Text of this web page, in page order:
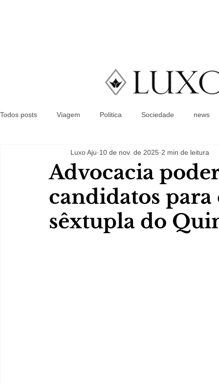
Todos posts Viagem Politica Sociedade news
Advocacia
candidatos
sêxtupla do
Luxo Aju 10 de nov. de 2025 2 min de leitura